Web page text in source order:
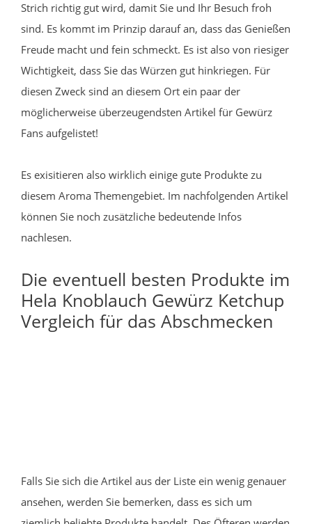
Strich richtig gut wird, damit Sie und Ihr Besuch froh
sind. Es kommt im Prinzip darauf an, dass das Genießen
Freude macht und fein schmeckt. Es ist also von riesiger
Wichtigkeit, dass Sie das Würzen gut hinkriegen. Für
diesen Zweck sind an diesem Ort ein paar der
möglicherweise überzeugendsten Artikel für Gewürz
Fans aufgelistet!
Es exisitieren also wirklich einige gute Produkte zu
diesem Aroma Themengebiet. Im nachfolgenden Artikel
können Sie noch zusätzliche bedeutende Infos
nachlesen.
Die eventuell besten Produkte im
Hela Knoblauch Gewürz Ketchup
Vergleich für das Abschmecken
Falls Sie sich die Artikel aus der Liste ein wenig genauer
ansehen, werden Sie bemerken, dass es sich um